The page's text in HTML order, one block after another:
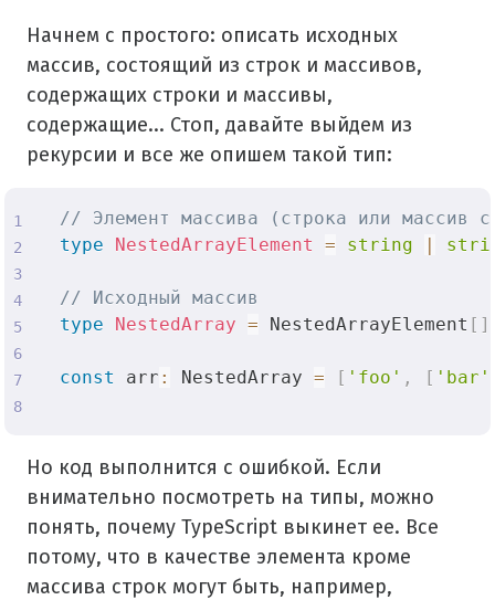
Начнем с простого: описать исходных
массив, состоящий из строк и массивов,
содержащих строки и массивы,
содержащие... Стоп, давайте выйдем из
рекурсии и все же опишем такой тип:
// Элемент массива (строка или массив
type
NestedArrayElement = string |
// Исходный массив
type
NestedArray = NestedArrayElement [ ]
const arr : NestedArray = [ 'foo' , [ 'bar'
Но код выполнится с ошибкой. Если
внимательно посмотреть на типы, можно
понять, почему TypeScript выкинет ее. Все
потому, что в качестве элемента кроме
массива строк могут быть, например,